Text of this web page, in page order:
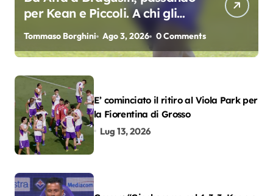
per Kean e Piccoli. A chi gli
oscar del precampionato?
Tommaso Borghini Ago 3, 2026 0 Comments
E’ cominciato il ritiro al Viola Park per
la Fiorentina di Grosso
Lug 13, 2026